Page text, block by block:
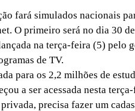
fará simulados nacionais
O primeiro será no dia 30
na terça-feira (5) pelo
de TV.
para os 2,2 milhões de
a ser acessada nesta
precisa fazer um